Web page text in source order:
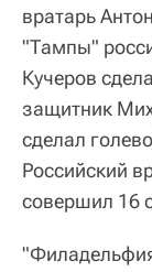
вратарь
"Тампы"
Кучеров
защитник
сделал
Российский
совершил 16